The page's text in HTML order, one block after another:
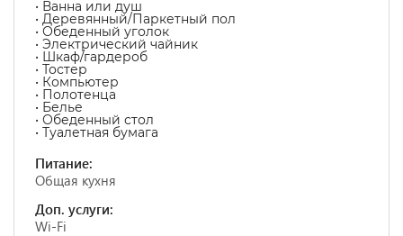
• Ванна или душ
• Деревянный/Паркетный пол
• Обеденный уголок
• Электрический чайник
• Шкаф/гардероб
• Тостер
• Компьютер
• Полотенца
• Белье
• Обеденный стол
• Туалетная бумага
Питание:
Общая кухня
Доп. услуги:
Wi-Fi